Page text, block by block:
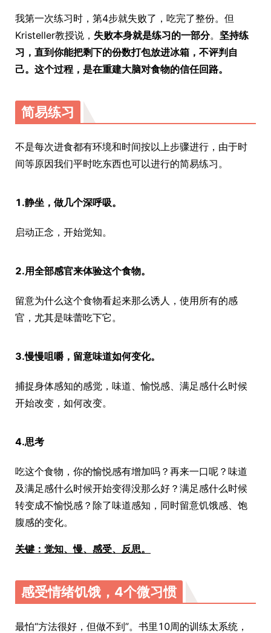
我第一次练习时，第4步就失败了，吃完了整份。但
Kristeller教授说， 失败本身就是练习的一部分。 坚持练
习，直到你能把剩下的份数打包放进冰箱，不评判自
己。这个过程，是在重建大脑对食物的信任回路。
简易练习
不是每次进食都有环境和时间按以上步骤进行，由于时
间等原因我们平时吃东西也可以进行的简易练习。
1.静坐，做几个深呼吸。
启动正念，开始觉知。
2.用全部感官来体验这个食物。
留意为什么这个食物看起来那么诱人，使用所有的感
官，尤其是味蕾吃下它。
3.慢慢咀嚼，留意味道如何变化。
捕捉身体感知的感觉，味道、愉悦感、满足感什么时候
开始改变，如何改变。
4.思考
吃这个食物，你的愉悦感有增加吗？再来一口呢？味道
及满足感什么时候开始变得没那么好？满足感什么时候
转变成不愉悦感？除了味道感知，同时留意饥饿感、饱
腹感的变化。
关键：觉知、慢、感受、反思。
感受情绪饥饿，4个微习惯
最怕“方法很好，但做不到”。书里10周的训练太系统，